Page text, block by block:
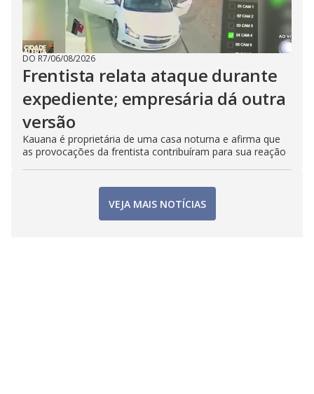
DO R7/06/08/2026
Frentista relata ataque durante
expediente; empresária dá outra
versão
Kauana é proprietária de uma casa noturna e afirma que
as provocações da frentista contribuíram para sua reação
VEJA MAIS NOTÍCIAS